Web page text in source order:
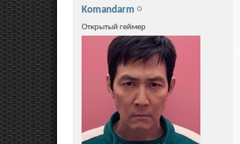
Komandarm
Открытый геймер